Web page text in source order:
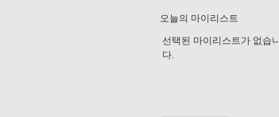
오늘의 마이리스트
선택된 마이리스트가 없습니
다.